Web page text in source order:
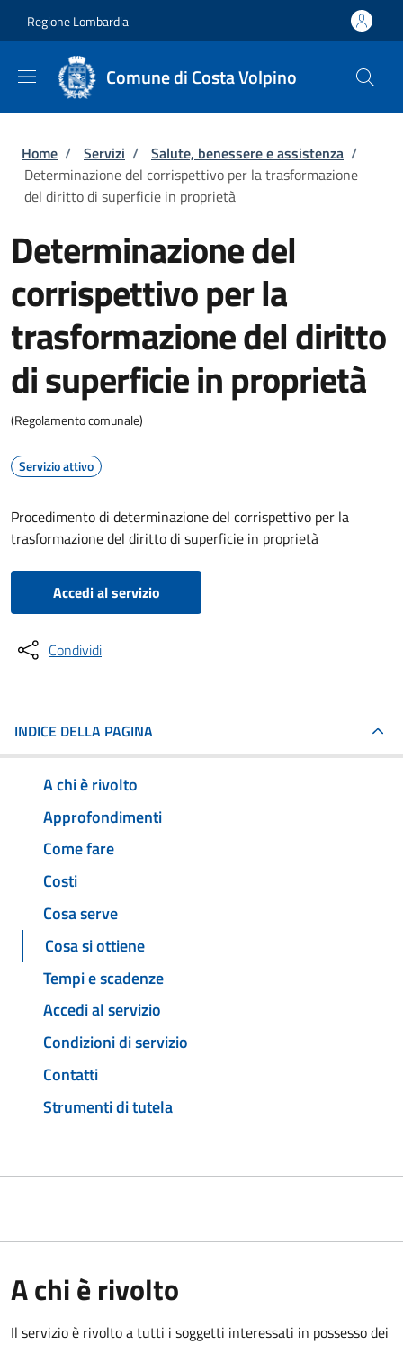
Regione Lombardia
Comune di Costa Volpino
Briciole di pane
Home / Servizi / Salute, benessere e assistenza /
Determinazione del corrispettivo per la trasformazione
del diritto di superficie in proprietà
Determinazione del
corrispettivo per la
trasformazione del diritto
di superficie in proprietà
(Regolamento comunale)
Servizio attivo
Procedimento di determinazione del corrispettivo per la
trasformazione del diritto di superficie in proprietà
Accedi al servizio
Condividi
INDICE DELLA PAGINA
A chi è rivolto
Approfondimenti
Come fare
Costi
Cosa serve
Cosa si ottiene
Tempi e scadenze
Accedi al servizio
Condizioni di servizio
Contatti
Strumenti di tutela
A chi è rivolto
Il servizio è rivolto a tutti i soggetti interessati in possesso dei